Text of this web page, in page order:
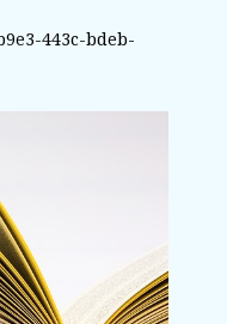
443c-bdeb-